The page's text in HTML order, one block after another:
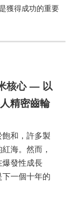
獲得成功的重要
核心 — 以
精密齒輪
和，許多製
海。然而，
爆發性成長
一個十年的